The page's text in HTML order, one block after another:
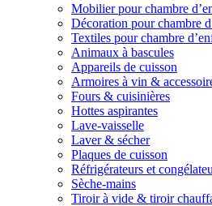
Mobilier pour chambre
Décoration pour chambre
Textiles pour chambre
Animaux à bascules
Appareils de cuisson
Armoires à vin &
Fours & cuisinières
Hottes aspirantes
Lave-vaisselle
Laver & sécher
Plaques de cuisson
Réfrigérateurs et
Sèche-mains
Tiroir à vide & tiroir